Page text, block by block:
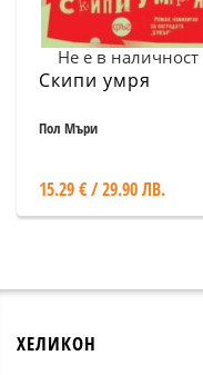
Не е в наличност
Скипи умря
Пол Мъри
15.29 € / 29.90 ЛВ.
ХЕЛИКОН